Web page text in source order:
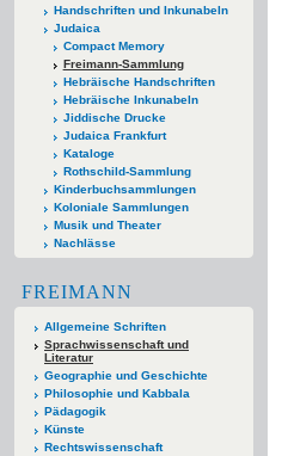
Handschriften und Inkunabeln
Judaica
Compact Memory
Freimann-Sammlung
Hebräische Handschriften
Hebräische Inkunabeln
Jiddische Drucke
Judaica Frankfurt
Kataloge
Rothschild-Sammlung
Kinderbuchsammlungen
Koloniale Sammlungen
Musik und Theater
Nachlässe
FREIMANN
Allgemeine Schriften
Sprachwissenschaft und
Literatur
Geographie und Geschichte
Philosophie und Kabbala
Pädagogik
Künste
Rechtswissenschaft